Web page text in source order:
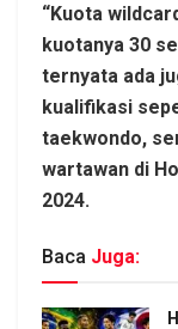
“Kuota
kuotanya 30
ternyata ada
kualifikasi
taekwondo,
wartawan di
2024.
Baca Juga: